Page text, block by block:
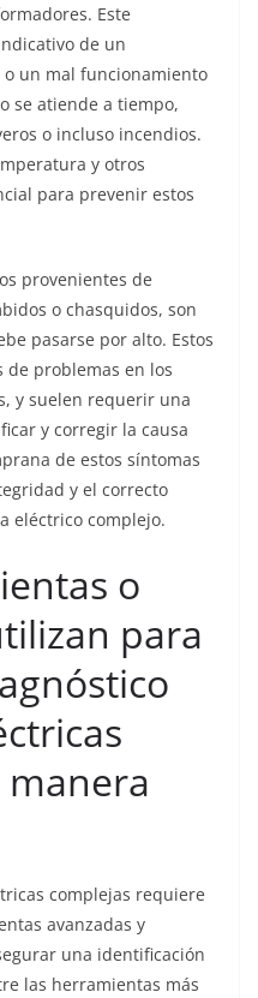
Este
de un
un mal funcionamiento
se atiende a tiempo,
o incluso incendios.
y otros
para prevenir estos
provenientes de
o chasquidos, son
pasarse por alto. Estos
problemas en los
y suelen requerir una
y corregir la causa
de estos síntomas
y el correcto
eléctrico complejo.
o
para
complejas requiere
avanzadas y
una identificación
las herramientas más